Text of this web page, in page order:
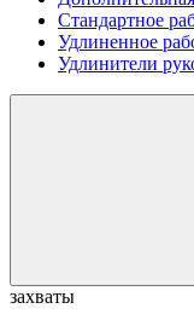
Стандартное
Удлиненное
Удлинители
захваты